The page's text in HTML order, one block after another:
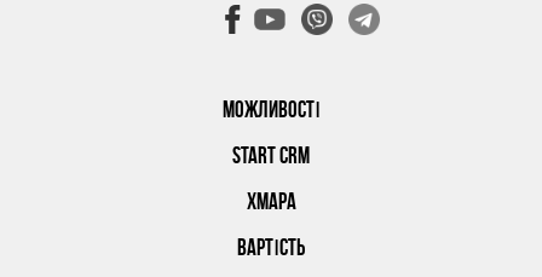
МОЖЛИВОСТІ
START CRM
ХМАРА
ВАРТІСТЬ